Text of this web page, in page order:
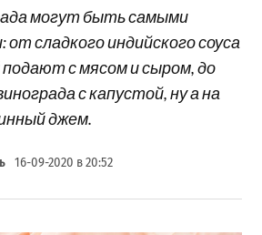
могут быть самыми
от сладкого индийского соуса
с мясом и сыром, до
с капустой, ну а на
джем.
16-09-2020 в 20:52